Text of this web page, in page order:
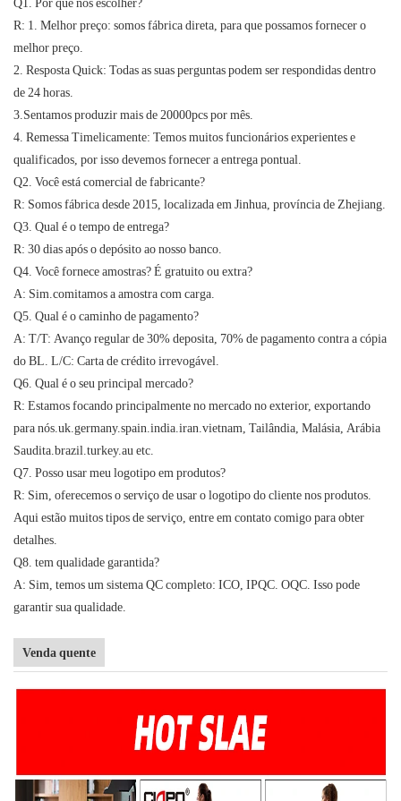
R: 1. Melhor preço: somos fábrica direta, para que possamos fornecer o
melhor preço.
2. Resposta Quick: Todas as suas perguntas podem ser respondidas dentro
de 24 horas.
3.Sentamos produzir mais de 20000pcs por mês.
4. Remessa Timelicamente: Temos muitos funcionários experientes e
qualificados, por isso devemos fornecer a entrega pontual.
Q2. Você está comercial de fabricante?
R: Somos fábrica desde 2015, localizada em Jinhua, província de Zhejiang.
Q3. Qual é o tempo de entrega?
R: 30 dias após o depósito ao nosso banco.
Q4. Você fornece amostras? É gratuito ou extra?
A: Sim.comitamos a amostra com carga.
Q5. Qual é o caminho de pagamento?
A: T/T: Avanço regular de 30% deposita, 70% de pagamento contra a cópia
do BL. L/C: Carta de crédito irrevogável.
Q6. Qual é o seu principal mercado?
R: Estamos focando principalmente no mercado no exterior, exportando
para nós.uk.germany.spain.india.iran.vietnam, Tailândia, Malásia, Arábia
Saudita.brazil.turkey.au etc.
Q7. Posso usar meu logotipo em produtos?
R: Sim, oferecemos o serviço de usar o logotipo do cliente nos produtos.
Aqui estão muitos tipos de serviço, entre em contato comigo para obter
detalhes.
Q8. tem qualidade garantida?
A: Sim, temos um sistema QC completo: ICO, IPQC. OQC. Isso pode
garantir sua qualidade.
Venda quente